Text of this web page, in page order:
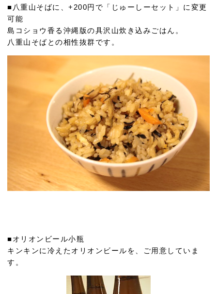
■八重山そばに、+200円で「じゅーしーセット」に変更
可能
島コショウ香る沖縄版の具沢山炊き込みごはん。
八重山そばとの相性抜群です。
■オリオンビール小瓶
キンキンに冷えたオリオンビールを、ご用意していま
す。